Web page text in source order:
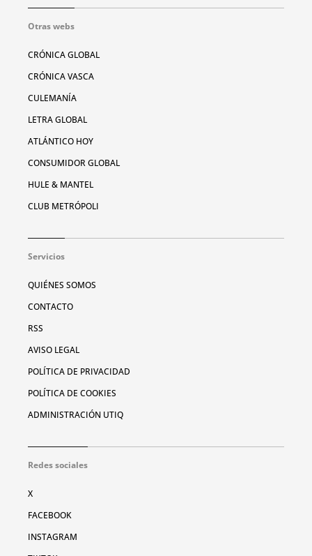
Otras webs
CRÓNICA GLOBAL
CRÓNICA VASCA
CULEMANÍA
LETRA GLOBAL
ATLÁNTICO HOY
CONSUMIDOR GLOBAL
HULE & MANTEL
CLUB METRÓPOLI
Servicios
QUIÉNES SOMOS
CONTACTO
RSS
AVISO LEGAL
POLÍTICA DE PRIVACIDAD
POLÍTICA DE COOKIES
ADMINISTRACIÓN UTIQ
Redes sociales
X
FACEBOOK
INSTAGRAM